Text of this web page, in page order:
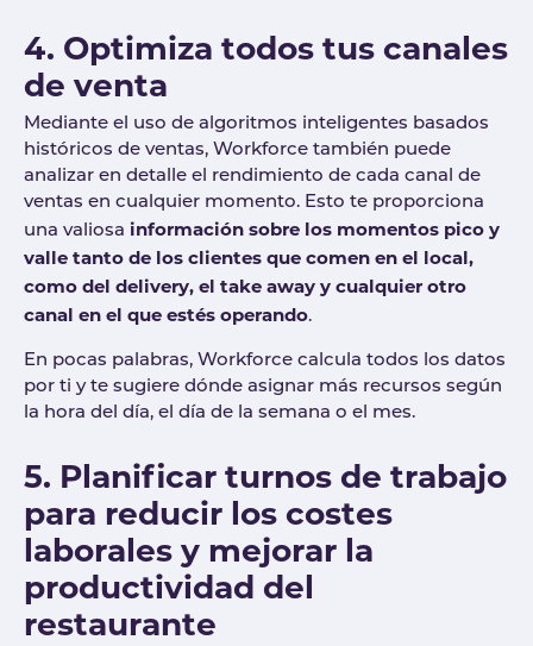
4. Optimiza todos tus canales
de venta
Mediante el uso de algoritmos inteligentes basados
históricos de ventas, Workforce también puede
analizar en detalle el rendimiento de cada canal de
ventas en cualquier momento. Esto te proporciona
una valiosa información sobre los momentos pico y
valle tanto de los clientes que comen en el local,
como del delivery, el take away y cualquier otro
canal en el que estés operando.
En pocas palabras, Workforce calcula todos los datos
por ti y te sugiere dónde asignar más recursos según
la hora del día, el día de la semana o el mes.
5. Planificar turnos de trabajo
para reducir los costes
laborales y mejorar la
productividad del
restaurante